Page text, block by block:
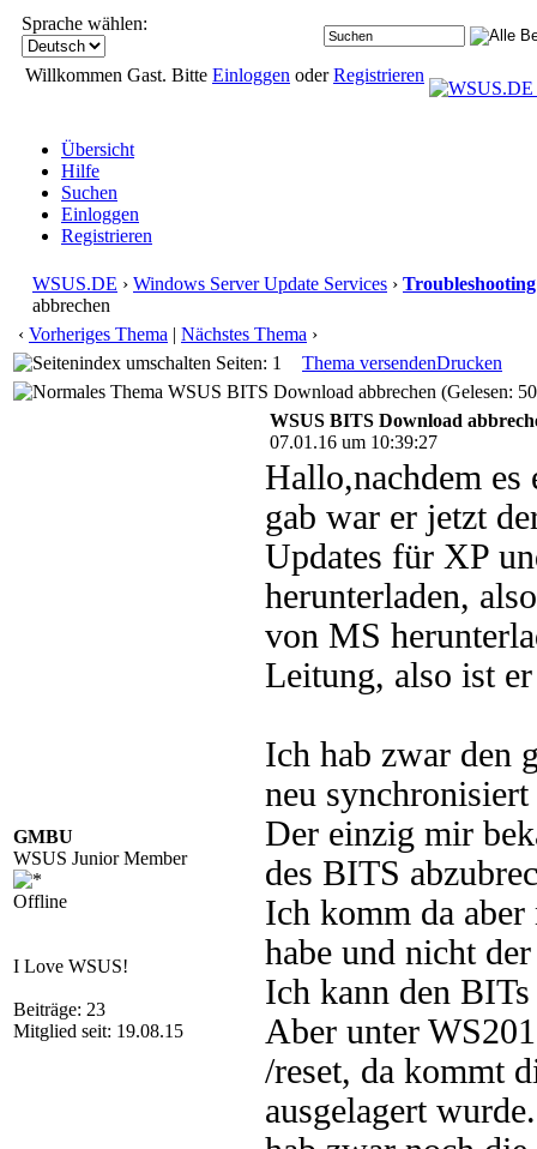
Sprache wählen:
Willkommen Gast. Bitte Einloggen oderRegistrieren
Übersicht
Hilfe
Suchen
Einloggen
Registrieren
WSUS.DE › Windows Server Update Services › Troubleshooting
abbrechen
‹ Vorheriges Thema | Nächstes Thema ›
Seiten: 1
Thema versendenDrucken
WSUS BITS Download abbrechen (Gelesen:
GMBU
WSUS Junior Member
Offline
I Love WSUS!
Beiträge: 23
Mitglied seit: 19.08.15
WSUS BITS Download
07.01.16 um 10:39:27
Hallo,nachdem
gab war er jetzt
Updates für XP
herunterladen,
von MS
Leitung, also ist
Ich hab zwar den
neu
Der einzig mir
des BITS
Ich komm da
habe und nicht
Ich kann den
Aber unter
/reset, da kommt
ausgelagert